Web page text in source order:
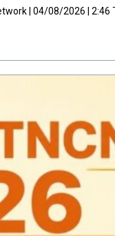
| 04/08/2026 | 2:46